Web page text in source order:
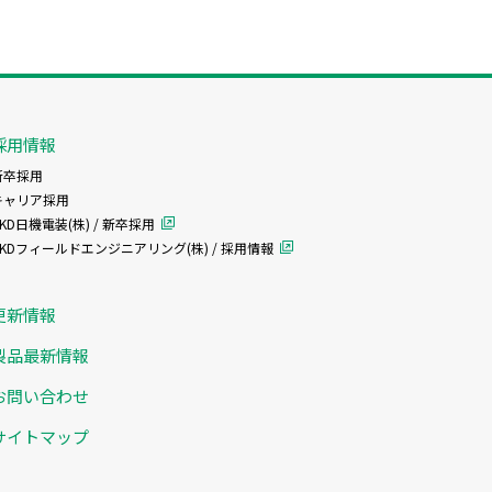
用情報
採用
リア採用
日機電装(株) / 新卒採用
フィールドエンジニアリング(株) / 採用情報
新情報
品最新情報
問い合わせ
イトマップ